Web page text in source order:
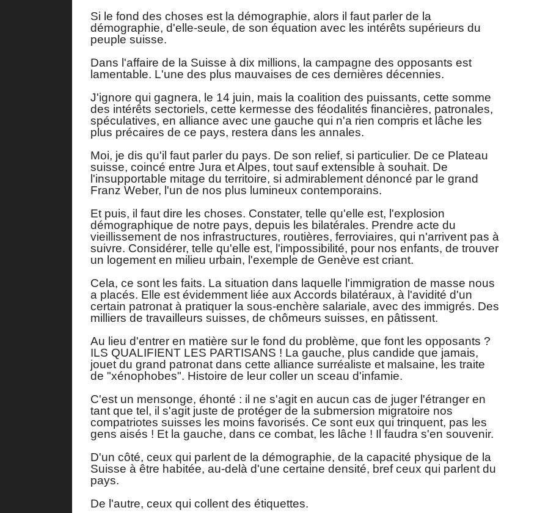
Si le fond des choses est la démographie, alors il faut parler de la
démographie, d'elle-seule, de son équation avec les intérêts supérieurs du
peuple suisse.
Dans l'affaire de la Suisse à dix millions, la campagne des opposants est
lamentable. L'une des plus mauvaises de ces dernières décennies.
J'ignore qui gagnera, le 14 juin, mais la coalition des puissants, cette somme
des intérêts sectoriels, cette kermesse des féodalités financières, patronales,
spéculatives, en alliance avec une gauche qui n'a rien compris et lâche les
plus précaires de ce pays, restera dans les annales.
Moi, je dis qu'il faut parler du pays. De son relief, si particulier. De ce Plateau
suisse, coincé entre Jura et Alpes, tout sauf extensible à souhait. De
l'insupportable mitage du territoire, si admirablement dénoncé par le grand
Franz Weber, l'un de nos plus lumineux contemporains.
Et puis, il faut dire les choses. Constater, telle qu'elle est, l'explosion
démographique de notre pays, depuis les bilatérales. Prendre acte du
vieillissement de nos infrastructures, routières, ferroviaires, qui n'arrivent pas à
suivre. Considérer, telle qu'elle est, l'impossibilité, pour nos enfants, de trouver
un logement en milieu urbain, l'exemple de Genève est criant.
Cela, ce sont les faits. La situation dans laquelle l'immigration de masse nous
a placés. Elle est évidemment liée aux Accords bilatéraux, à l'avidité d'un
certain patronat à pratiquer la sous-enchère salariale, avec des immigrés. Des
milliers de travailleurs suisses, de chômeurs suisses, en pâtissent.
Au lieu d'entrer en matière sur le fond du problème, que font les opposants ?
ILS QUALIFIENT LES PARTISANS ! La gauche, plus candide que jamais,
jouet du grand patronat dans cette alliance surréaliste et malsaine, les traite
de "xénophobes". Histoire de leur coller un sceau d'infamie.
C'est un mensonge, éhonté : il ne s'agit en aucun cas de juger l'étranger en
tant que tel, il s'agit juste de protéger de la submersion migratoire nos
compatriotes suisses les moins favorisés. Ce sont eux qui trinquent, pas les
gens aisés ! Et la gauche, dans ce combat, les lâche ! Il faudra s'en souvenir.
D'un côté, ceux qui parlent de la démographie, de la capacité physique de la
Suisse à être habitée, au-delà d'une certaine densité, bref ceux qui parlent du
pays.
De l'autre, ceux qui collent des étiquettes.